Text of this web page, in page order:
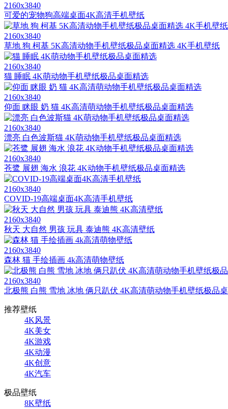
2160x3840
可爱的宠物狗高端桌面4K高清手机壁纸
2160x3840
草地 狗 柯基 5K高清动物手机壁纸极品桌面精选 4K手机壁纸
2160x3840
猫 睡眠 4K萌动物手机壁纸极品桌面精选
2160x3840
仰面 眯眼 奶 猫 4K高清萌动物手机壁纸极品桌面精选
2160x3840
漂亮 白色波斯猫 4K萌动物手机壁纸极品桌面精选
2160x3840
苍鹭 展翅 海水 浪花 4K动物手机壁纸极品桌面精选
2160x3840
COVID-19高端桌面4K高清手机壁纸
2160x3840
秋天 大自然 男孩 玩具 泰迪熊 4K高清壁纸
2160x3840
森林 猫 手绘插画 4k高清萌物壁纸
2160x3840
北极熊 白熊 雪地 冰地 俩只趴伏 4K高清萌动物手机壁纸极品
推荐壁纸
4K风景
4K美女
4K游戏
4K动漫
4K创意
4K汽车
极品壁纸
8K壁纸